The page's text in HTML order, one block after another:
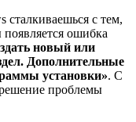
сталкиваешься с тем,
ошибка
новый или
Дополнительные
установки». С
проблемы